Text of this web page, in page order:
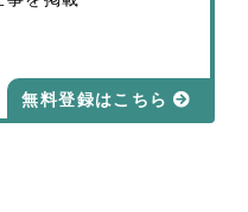
無料登録はこちら